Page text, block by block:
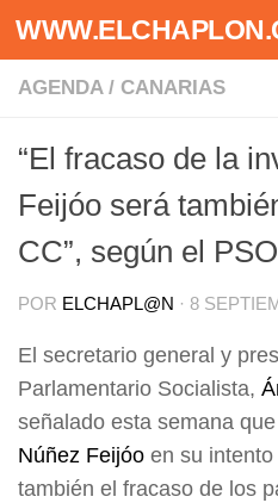
Saltar al contenido
AGENDA / CANARIAS
“El fracaso de la
Feijóo será
CC”, según el
POR ELCHAPL@N · 8
El secretario general y
Parlamentario Socialista,
señalado esta semana
Núñez Feijóo en su
también el fracaso de los